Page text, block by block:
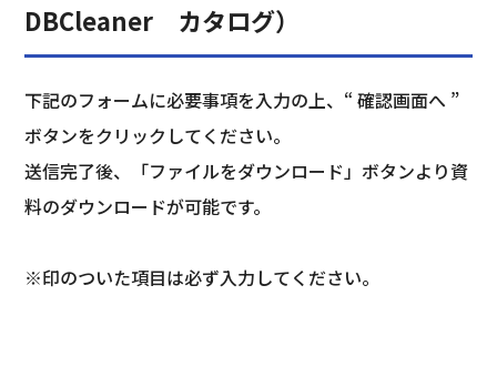
DBCleaner カタログ）
下記のフォームに必要事項を入力の上、“ 確認画面へ ”
ボタンをクリックしてください。
送信完了後、「ファイルをダウンロード」ボタンより資
料のダウンロードが可能です。
※印のついた項目は必ず入力してください。